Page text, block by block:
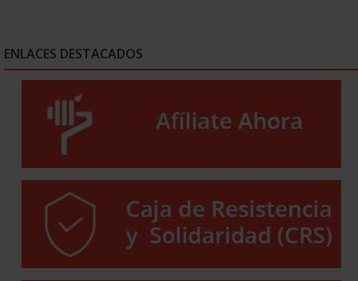
ENLACES DESTACADOS